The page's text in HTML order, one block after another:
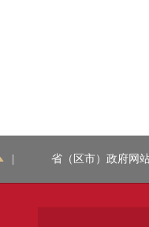
省（区市）政府网